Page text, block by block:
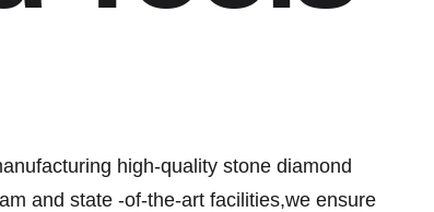
high-quality stone diamond
and state -of-the-art facilities,we ensure